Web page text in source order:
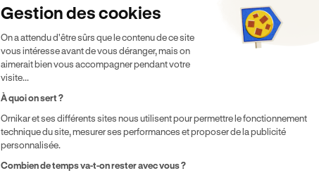
DÈS
944,99€
4X SANS FRAIS
4X SANS FRAIS
PROMO -100 €
Inclus
Code inclus
20h de cours de conduite en voiture
Inclus
Gestion des cookies
Plateforme de Gestion du Consentement
On a attendu d'être sûrs que le contenu de ce site
vous intéresse avant de vous déranger, mais on
aimerait bien vous accompagner pendant votre
visite...
À quoi on sert ?
Ornikar et ses différents sites nous utilisent pour permettre le fonctionnement
technique du site, mesurer ses performances et proposer de la publicité
personnalisée.
Combien de temps va-t-on rester avec vous ?
Axeptio consent